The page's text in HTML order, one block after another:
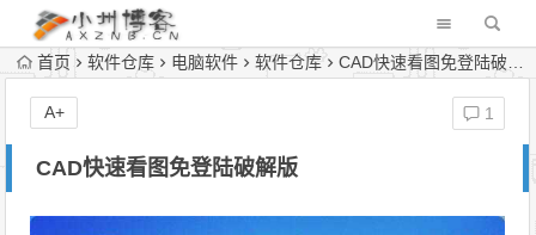
首页 软件仓库 电脑软件 软件仓库 CAD快速看图免登陆破解版
CAD快速看图免登陆破解版
1
A+